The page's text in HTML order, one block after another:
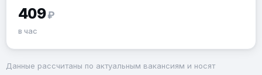
409₽
в час
Данные рассчитаны по актуальным вакансиям и носят